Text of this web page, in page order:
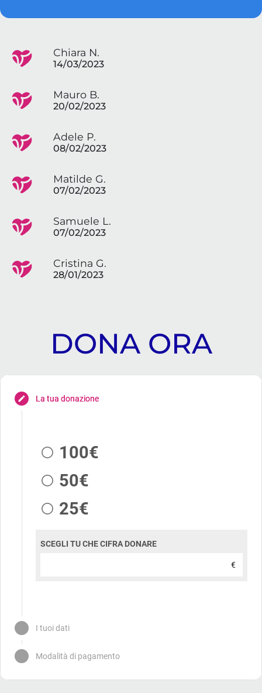
Chiara N.
14/03/2023
Mauro B.
20/02/2023
Adele P.
08/02/2023
Matilde G.
07/02/2023
Samuele L.
07/02/2023
Cristina G.
28/01/2023
DONA ORA